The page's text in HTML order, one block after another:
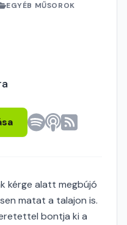
EGYÉB MŰSOROK
kérge alatt megbújó
matat a talajon is.
bontja ki a